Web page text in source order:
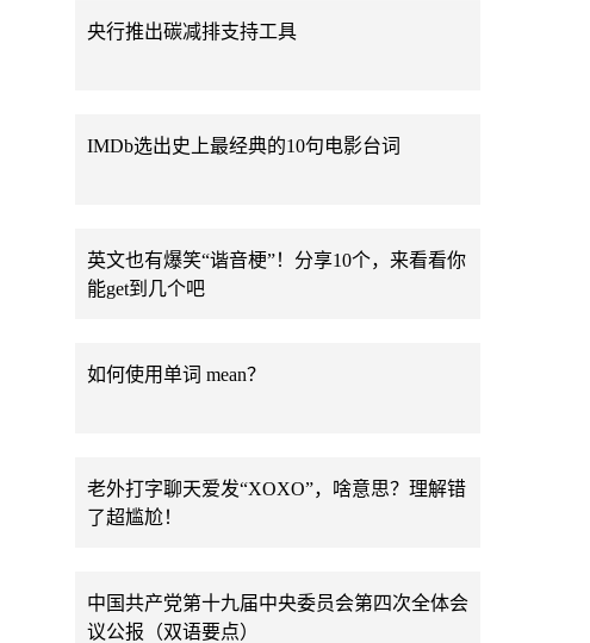
央行推出碳减排支持工具
IMDb选出史上最经典的10句电影台词
英文也有爆笑“谐音梗”！分享10个，来看看你
能get到几个吧
如何使用单词 mean？
老外打字聊天爱发“XOXO”，啥意思？理解错
了超尴尬！
中国共产党第十九届中央委员会第四次全体会
议公报（双语要点）